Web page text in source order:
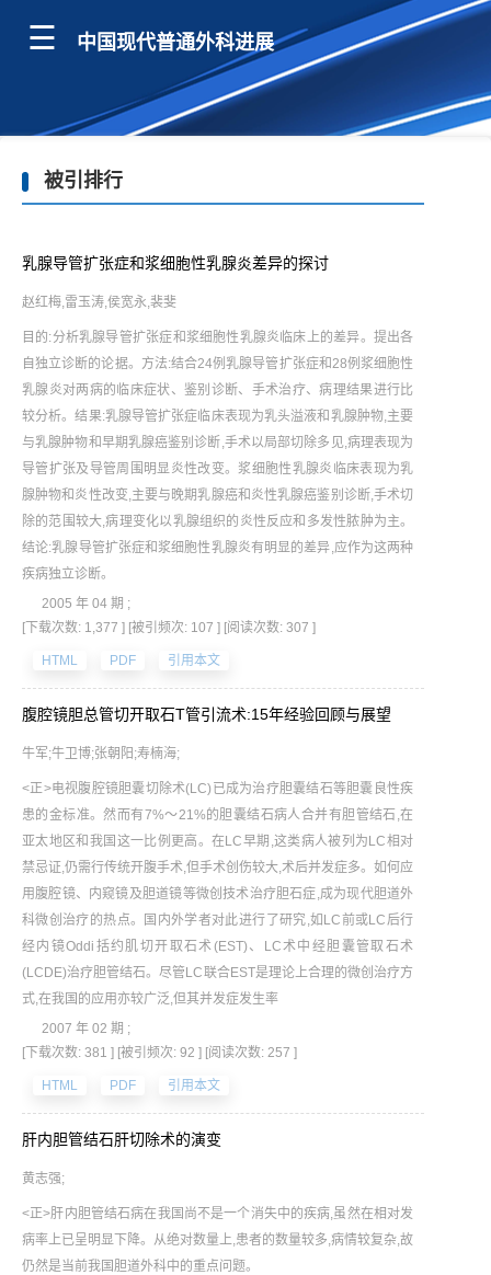
中国现代普通外科进展
被引排行
乳腺导管扩张症和浆细胞性乳腺炎差异的探讨
赵红梅,雷玉涛,侯宽永,裴斐
目的:分析乳腺导管扩张症和浆细胞性乳腺炎临床上的差异。提出各
自独立诊断的论据。方法:结合24例乳腺导管扩张症和28例浆细胞性
乳腺炎对两病的临床症状、鉴别诊断、手术治疗、病理结果进行比
较分析。结果:乳腺导管扩张症临床表现为乳头溢液和乳腺肿物,主要
与乳腺肿物和早期乳腺癌鉴别诊断,手术以局部切除多见,病理表现为
导管扩张及导管周围明显炎性改变。浆细胞性乳腺炎临床表现为乳
腺肿物和炎性改变,主要与晚期乳腺癌和炎性乳腺癌鉴别诊断,手术切
除的范围较大,病理变化以乳腺组织的炎性反应和多发性脓肿为主。
结论:乳腺导管扩张症和浆细胞性乳腺炎有明显的差异,应作为这两种
疾病独立诊断。
2005 年 04 期 ;
[下载次数: 1,377 ] [被引频次: 107 ] [阅读次数: 307 ]
HTML PDF 引用本文
腹腔镜胆总管切开取石T管引流术:15年经验回顾与展望
牛军;牛卫博;张朝阳;寿楠海;
<正>电视腹腔镜胆囊切除术(LC)已成为治疗胆囊结石等胆囊良性疾
患的金标准。然而有7%～21%的胆囊结石病人合并有胆管结石,在
亚太地区和我国这一比例更高。在LC早期,这类病人被列为LC相对
禁忌证,仍需行传统开腹手术,但手术创伤较大,术后并发症多。如何应
用腹腔镜、内窥镜及胆道镜等微创技术治疗胆石症,成为现代胆道外
科微创治疗的热点。国内外学者对此进行了研究,如LC前或LC后行
经内镜Oddi括约肌切开取石术(EST)、LC术中经胆囊管取石术
(LCDE)治疗胆管结石。尽管LC联合EST是理论上合理的微创治疗方
式,在我国的应用亦较广泛,但其并发症发生率
2007 年 02 期 ;
[下载次数: 381 ] [被引频次: 92 ] [阅读次数: 257 ]
HTML PDF 引用本文
肝内胆管结石肝切除术的演变
黄志强;
<正>肝内胆管结石病在我国尚不是一个消失中的疾病,虽然在相对发
病率上已呈明显下降。从绝对数量上,患者的数量较多,病情较复杂,故
仍然是当前我国胆道外科中的重点问题。